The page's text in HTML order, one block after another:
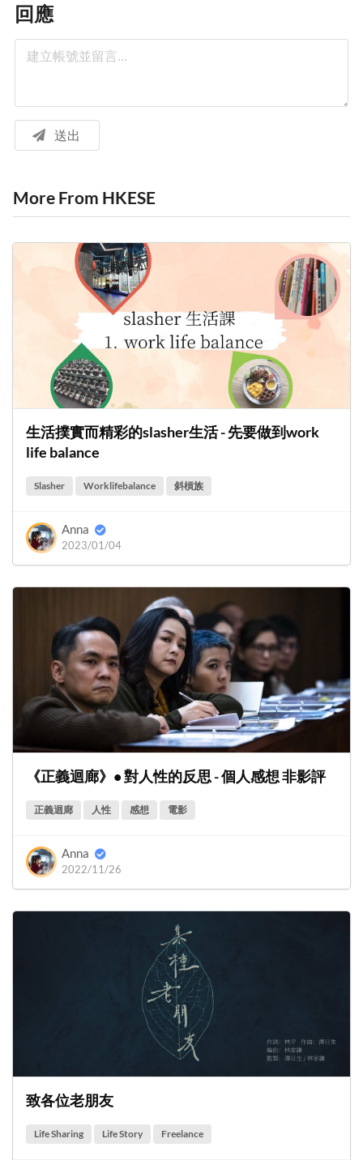
回應
送出
More From HKESE
生活撲實而精彩的slasher生活 - 先要做到work
life balance
Slasher Worklifebalance 斜槓族
Anna
2023/01/04
《正義迴廊》• 對人性的反思 - 個人感想 非影評
正義迴廊 人性 感想 電影
Anna
2022/11/26
致各位老朋友
Life Sharing Life Story Freelance